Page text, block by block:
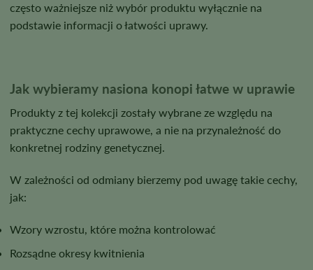
często ważniejsze niż wybór produktu wyłącznie na
podstawie informacji o łatwości uprawy.
Jak wybieramy nasiona konopi łatwe w uprawie
Produkty z tej kolekcji zostały wybrane ze względu na
praktyczne cechy uprawowe, a nie na przynależność do
konkretnej rodziny genetycznej.
W zależności od odmiany bierzemy pod uwagę takie cechy,
jak:
Wzory wzrostu, które można kontrolować
Rozsądne okresy kwitnienia